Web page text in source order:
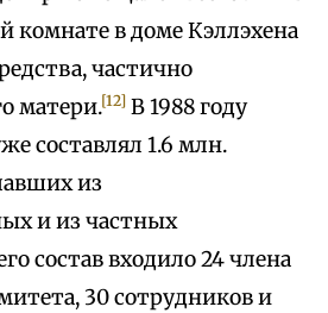
комнате в доме Кэллэхена
частично
матери.[12] В 1988 году
составлял 1.6 млн.
из
и из частных
состав входило 24 члена
30 сотрудников и